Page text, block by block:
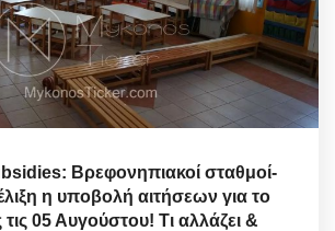
Βρεφονηπιακοί σταθμοί-
η υποβολή αιτήσεων για το
05 Αυγούστου! Τι αλλάζει &